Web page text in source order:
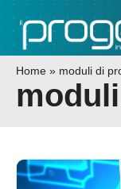
Home » moduli di